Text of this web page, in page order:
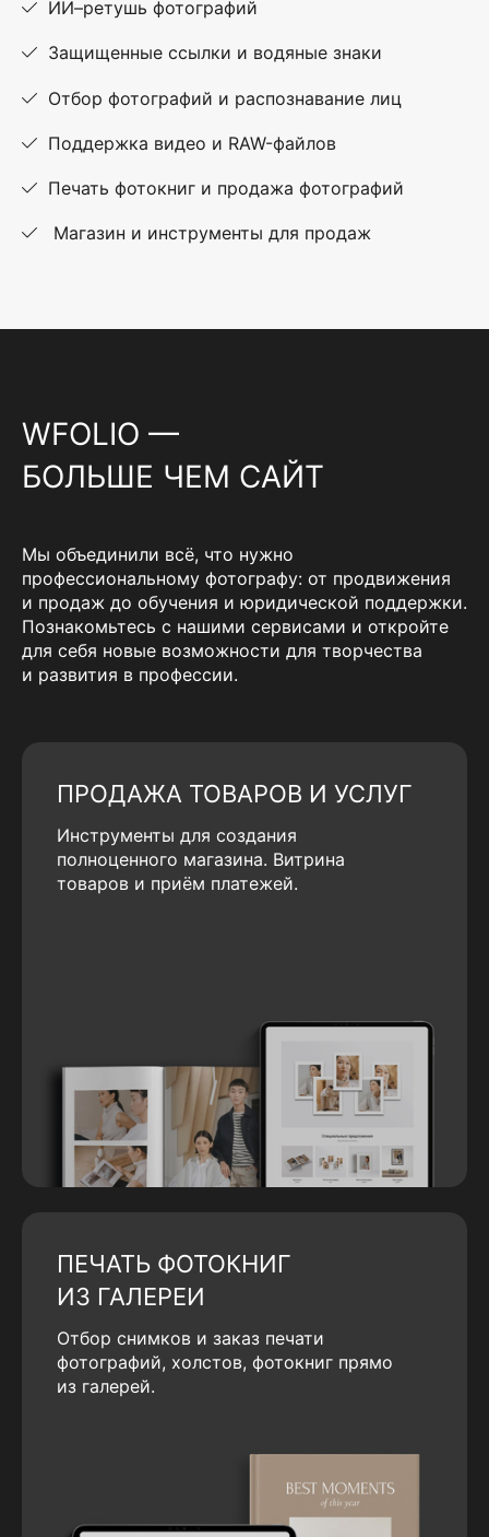
ИИ–ретушь фотографий
Защищенные ссылки и водяные знаки
Отбор фотографий и распознавание лиц
Поддержка видео и RAW-файлов
Печать фотокниг и продажа фотографий
Магазин и инструменты для продаж
WFOLIO —
БОЛЬШЕ ЧЕМ САЙТ
Мы объединили всё, что нужно
профессиональному фотографу: от продвижения
и продаж до обучения и юридической поддержки.
Познакомьтесь с нашими сервисами и откройте
для себя новые возможности для творчества
и развития в профессии.
ПРОДАЖА ТОВАРОВ И УСЛУГ
Инструменты для создания
полноценного магазина. Витрина
товаров и приём платежей.
ПЕЧАТЬ ФОТОКНИГ
ИЗ ГАЛЕРЕИ
Отбор снимков и заказ печати
фотографий, холстов, фотокниг прямо
из галерей.